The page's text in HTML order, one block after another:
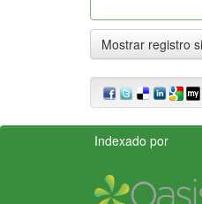
Mostrar registro
Indexado por